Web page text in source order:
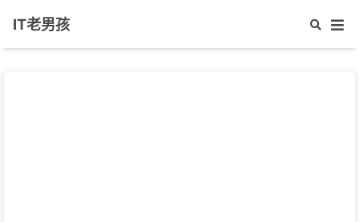
IT老男孩